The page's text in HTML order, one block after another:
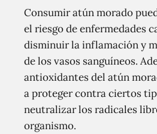
Consumir atún morado
el riesgo de enfermedades
disminuir la inflamación y
de los vasos sanguíneos.
antioxidantes del atún
a proteger contra ciertos
neutralizar los radicales
organismo.